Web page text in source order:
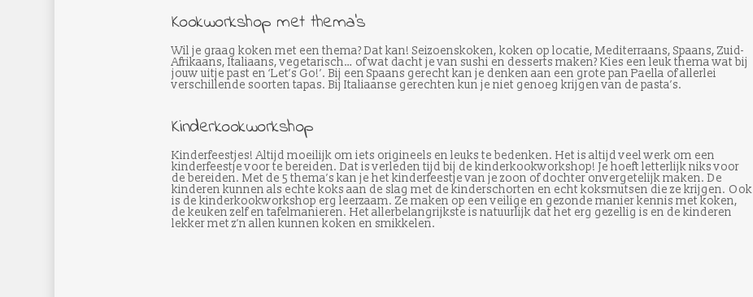
Kookworkshop met thema’s
Wil je graag koken met een thema? Dat kan! Seizoenskoken, koken op locatie, Mediterraans, Spaans, Zuid-
Afrikaans, Italiaans, vegetarisch… of wat dacht je van sushi en desserts maken? Kies een leuk thema wat bij
jouw uitje past en ‘Let’s Go!’. Bij een Spaans gerecht kan je denken aan een grote pan Paella of allerlei
verschillende soorten tapas. Bij Italiaanse gerechten kun je niet genoeg krijgen van de pasta’s.
Kinderkookworkshop
Kinderfeestjes! Altijd moeilijk om iets origineels en leuks te bedenken. Het is altijd veel werk om een
kinderfeestje voor te bereiden. Dat is verleden tijd bij de kinderkookworkshop! Je hoeft letterlijk niks voor
de bereiden. Met de 5 thema’s kan je het kinderfeestje van je zoon of dochter onvergetelijk maken. De
kinderen kunnen als echte koks aan de slag met de kinderschorten en echt koksmutsen die ze krijgen. Ook
is de kinderkookworkshop erg leerzaam. Ze maken op een veilige en gezonde manier kennis met koken,
de keuken zelf en tafelmanieren. Het allerbelangrijkste is natuurlijk dat het erg gezellig is en de kinderen
lekker met z’n allen kunnen koken en smikkelen.